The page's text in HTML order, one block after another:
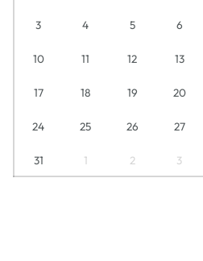
3 4 5 6
10 11 12 13
17 18 19 20
24 25 26 27
31 1 2 3